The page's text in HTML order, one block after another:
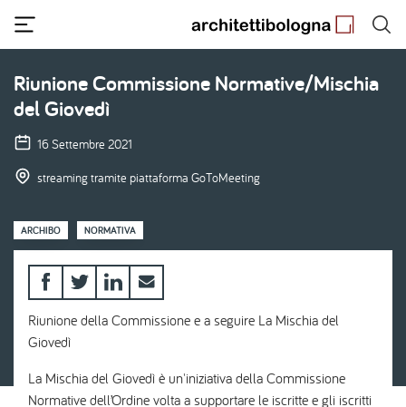
contenuto
principale
Riunione Commissione Normative/Mischia
del Giovedì
16 Settembre 2021
streaming tramite piattaforma GoToMeeting
ARCHIBO NORMATIVA
Riunione della Commissione e a seguire La Mischia del
Giovedì
La Mischia del Giovedì è un'iniziativa della Commissione
Normative dell’Ordine volta a supportare le iscritte e gli iscritti